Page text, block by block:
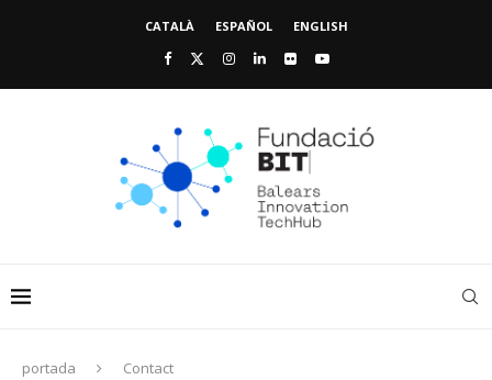
CATALÀ ESPAÑOL ENGLISH
portada Contact